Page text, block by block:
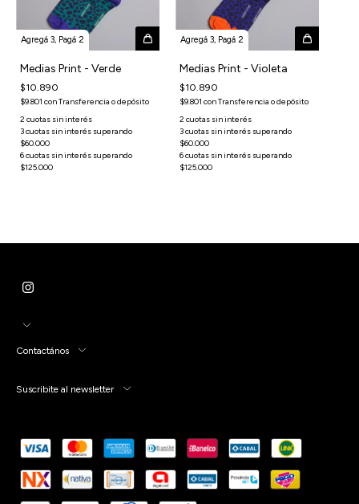
Agregá 3, Pagá 2
Medias Print - Verde
$10.890
$9.801 conTransferencia o depósito
Agregá 3, Pagá 2
Medias Print - Violeta
$10.890
$9.801conTransferencia o depósito
Contactános
Suscribite al newsletter